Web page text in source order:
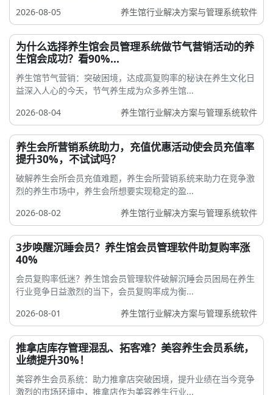
2026-08-05
养生馆行业解决方案与管理系统软件
为什么选择养生馆会员管理系统做节气营销活动的养
生馆会成功？看90%...
养生馆节气营销：突破困境，达成高复购率的秘诀在养生文化日
益深入人心的今天，节气养生成为众多养生馆...
2026-08-04
养生馆行业解决方案与管理系统软件
养生会所营销系统助力，充值优惠活动使会员充值率
提升30%，不试试吗？
破解养生会所会员充值难题，养生会所营销系统来助力在竞争激
烈的养生市场中，养生会所想要实现稳定的盈...
2026-08-02
养生馆行业解决方案与管理系统软件
3步唤醒沉睡会员？养生馆会员管理软件助复购率涨
40%
会员复购率低迷？养生馆会员管理软件破解沉睡会员困局在养生
行业竞争日益激烈的当下，会员复购率成为衡...
2026-08-01
养生馆行业解决方案与管理系统软件
推拿店库存管理混乱、拓客难？美容养生会员系统，
业绩提升30%！
美容养生会员系统：助力推拿店突破困境，提升业绩在当今竞争
激烈的市场环境中，推拿店作为美容养生行业...